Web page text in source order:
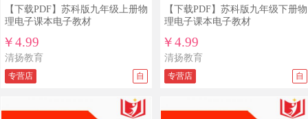
【下载PDF】苏科版九年级上册物
理电子课本电子教材
￥4.99
清扬教育
专营店 自
【下载PDF】苏科版九年级下册物
理电子课本电子教材
￥4.99
清扬教育
专营店 自